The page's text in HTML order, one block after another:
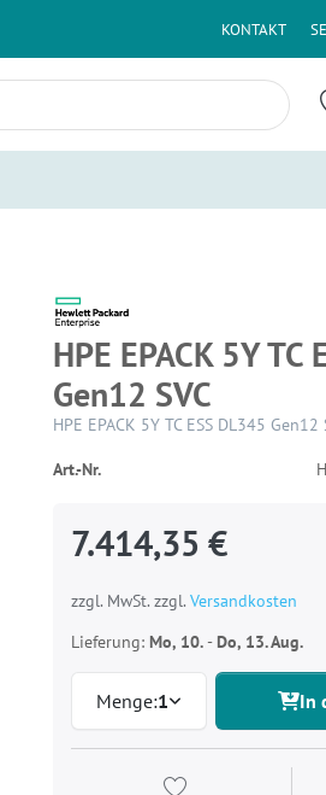
KONTAKT
HPE EPACK 5Y TC
Gen12 SVC
HPE EPACK 5Y TC ESS DL345 Gen12
Art.-Nr.
7.414,35 €
zzgl. MwSt. zzgl.Versandkosten
Lieferung: Mo, 10.-Do, 13. Aug.
Menge:1 In